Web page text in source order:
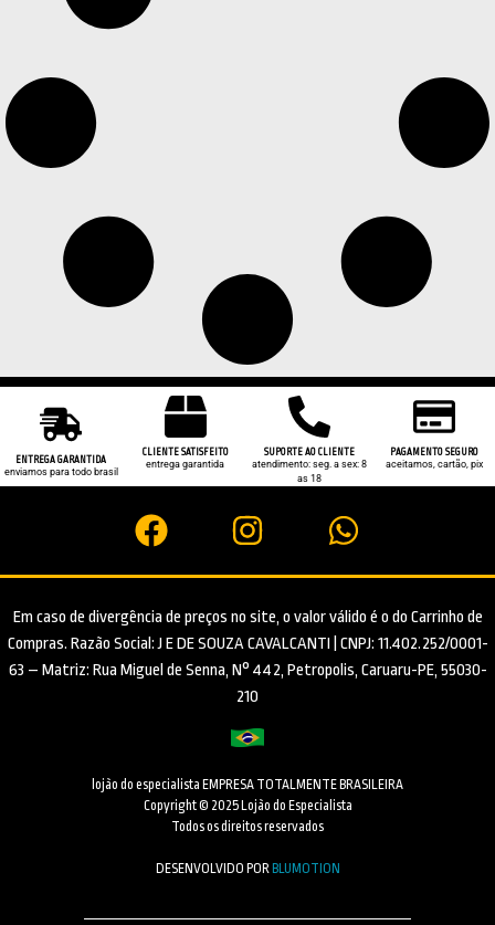
ENTREGA GARANTIDA
enviamos para todo brasil
CLIENTE SATISFEITO
entrega garantida
SUPORTE AO CLIENTE
atendimento: seg. a sex: 8
as 18
PAGAMENTO SEGURO
aceitamos, cartão, pix
Em caso de divergência de preços no site, o valor válido é o do Carrinho de
Compras. Razão Social: J E DE SOUZA CAVALCANTI | CNPJ: 11.402.252/0001-
63 – Matriz: Rua Miguel de Senna, N° 442, Petropolis, Caruaru-PE, 55030-
210
lojão do especialista EMPRESA TOTALMENTE BRASILEIRA
Copyright © 2025 Lojão do Especialista
Todos os direitos reservados
DESENVOLVIDO POR BLUMOTION